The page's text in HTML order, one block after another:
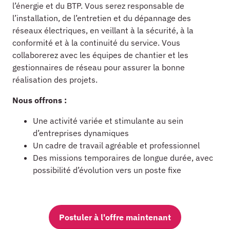
l’énergie et du BTP. Vous serez responsable de
l’installation, de l’entretien et du dépannage des
réseaux électriques, en veillant à la sécurité, à la
conformité et à la continuité du service. Vous
collaborerez avec les équipes de chantier et les
gestionnaires de réseau pour assurer la bonne
réalisation des projets.
Nous offrons :
Une activité variée et stimulante au sein
d’entreprises dynamiques
Un cadre de travail agréable et professionnel
Des missions temporaires de longue durée, avec
possibilité d’évolution vers un poste fixe
Postuler à l'offre maintenant